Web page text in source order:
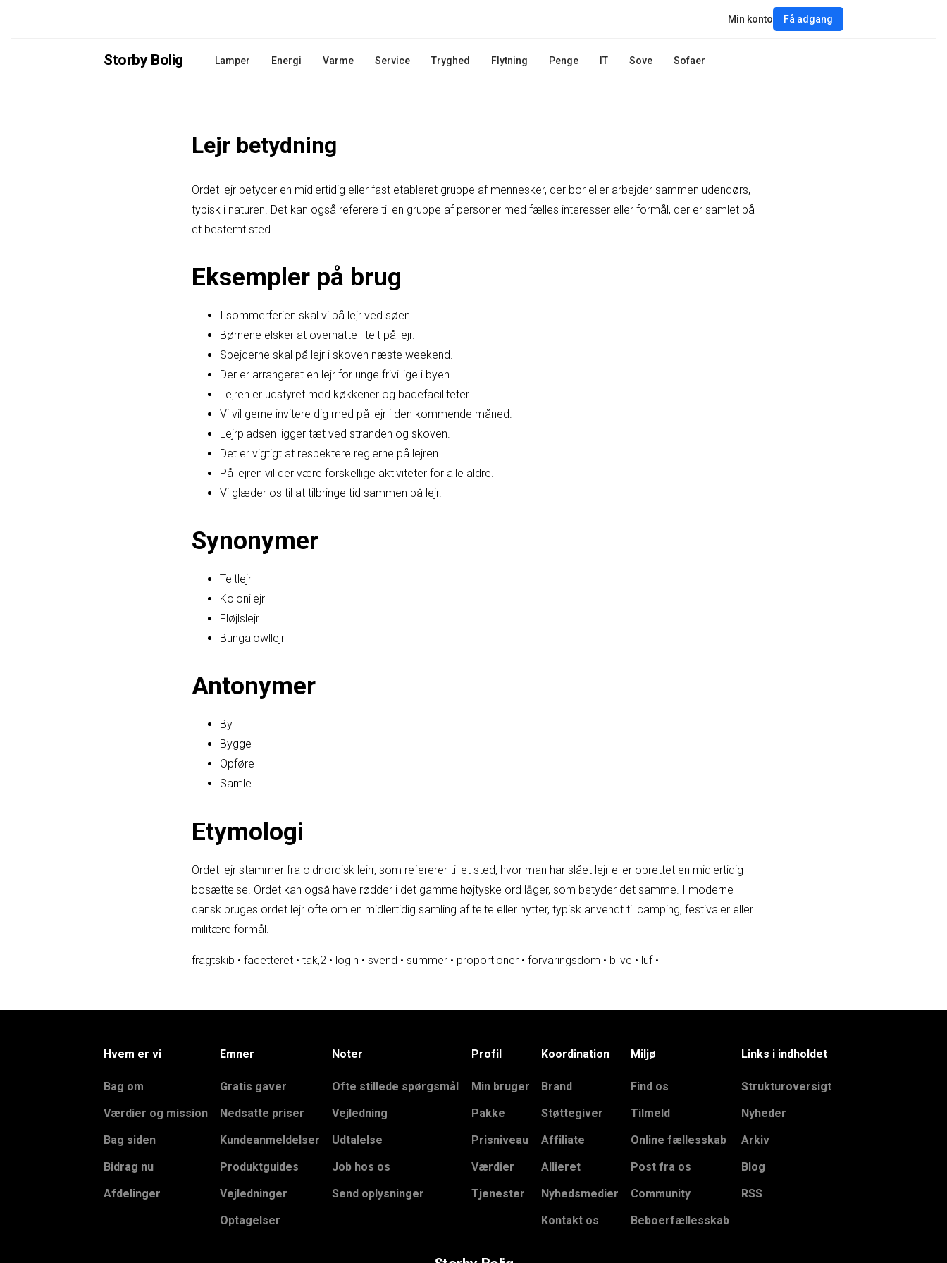
Storby Bolig Lamper Energi Varme Service Tryghed Flytning Penge IT Sove Sofaer
Min konto Få adgang
Lejr betydning
Ordet lejr betyder en midlertidig eller fast etableret gruppe af mennesker, der bor eller arbejder sammen udendørs,
typisk i naturen. Det kan også referere til en gruppe af personer med fælles interesser eller formål, der er samlet på
et bestemt sted.
Eksempler på brug
I sommerferien skal vi på lejr ved søen.
Børnene elsker at overnatte i telt på lejr.
Spejderne skal på lejr i skoven næste weekend.
Der er arrangeret en lejr for unge frivillige i byen.
Lejren er udstyret med køkkener og badefaciliteter.
Vi vil gerne invitere dig med på lejr i den kommende måned.
Lejrpladsen ligger tæt ved stranden og skoven.
Det er vigtigt at respektere reglerne på lejren.
På lejren vil der være forskellige aktiviteter for alle aldre.
Vi glæder os til at tilbringe tid sammen på lejr.
Synonymer
Teltlejr
Kolonilejr
Fløjlslejr
Bungalowllejr
Antonymer
By
Bygge
Opføre
Samle
Etymologi
Ordet lejr stammer fra oldnordisk leirr, som refererer til et sted, hvor man har slået lejr eller oprettet en midlertidig
bosættelse. Ordet kan også have rødder i det gammelhøjtyske ord lāger, som betyder det samme. I moderne
dansk bruges ordet lejr ofte om en midlertidig samling af telte eller hytter, typisk anvendt til camping, festivaler eller
militære formål.
fragtskib • facetteret • tak,2 • login • svend • summer • proportioner • forvaringsdom • blive • luf•
Hvem er vi
Bag om
Værdier og mission
Bag siden
Bidrag nu
Afdelinger
Emner
Gratis gaver
Nedsatte priser
Kundeanmeldelser
Produktguides
Vejledninger
Optagelser
Noter
Ofte stillede spørgsmål
Vejledning
Udtalelse
Job hos os
Send oplysninger
Profil
Min bruger
Pakke
Prisniveau
Værdier
Tjenester
Koordination
Brand
Støttegiver
Affiliate
Allieret
Nyhedsmedier
Kontakt os
Miljø
Find os
Tilmeld
Online fællesskab
Post fra os
Community
Beboerfællesskab
Links i indholdet
Strukturoversigt
Nyheder
Arkiv
Blog
RSS